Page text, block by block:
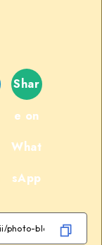
Shar
e on
What
sApp